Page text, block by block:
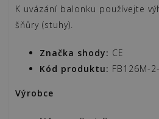
K uvázání balonku používejte
šňůry (stuhy).
Značka shody: CE
Kód produktu: FB126M-
Výrobce